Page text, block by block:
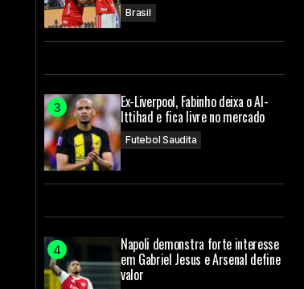
Brasil
Ex-Liverpool, Fabinho deixa o Al-
Ittihad e fica livre no mercado
Futebol Saudita
Napoli demonstra forte interesse
em Gabriel Jesus e Arsenal define
valor